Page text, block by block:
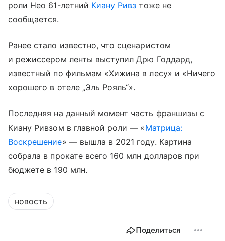
роли Нео 61-летний Киану Ривз тоже не
сообщается.
Ранее стало известно, что сценаристом
и режиссером ленты выступил Дрю Годдард,
известный по фильмам «Хижина в лесу» и «Ничего
хорошего в отеле „Эль Рояль“».
Последняя на данный момент часть франшизы с
Киану Ривзом в главной роли — «Матрица:
Воскрешение» — вышла в 2021 году. Картина
собрала в прокате всего 160 млн долларов при
бюджете в 190 млн.
новость
Поделиться